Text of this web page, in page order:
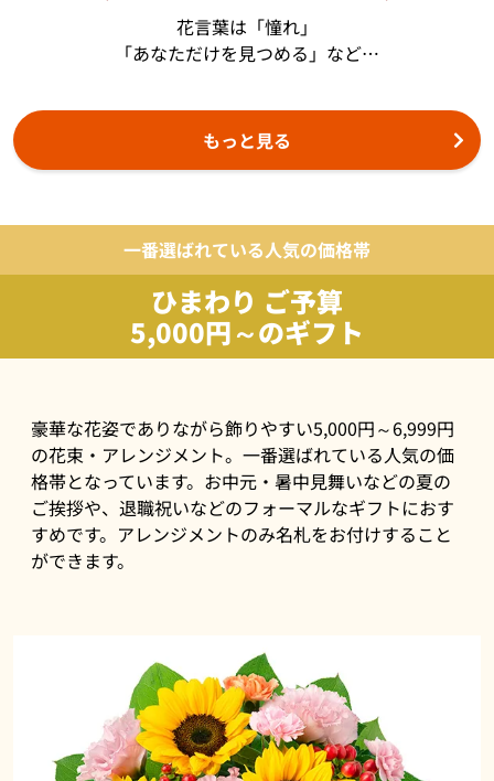
花言葉は「憧れ」
「あなただけを見つめる」など…
もっと見る
一番選ばれている人気の価格帯
ひまわり ご予算
5,000円～のギフト
豪華な花姿でありながら飾りやすい5,000円～6,999円
の花束・アレンジメント。一番選ばれている人気の価
格帯となっています。お中元・暑中見舞いなどの夏の
ご挨拶や、退職祝いなどのフォーマルなギフトにおす
すめです。アレンジメントのみ名札をお付けすること
ができます。